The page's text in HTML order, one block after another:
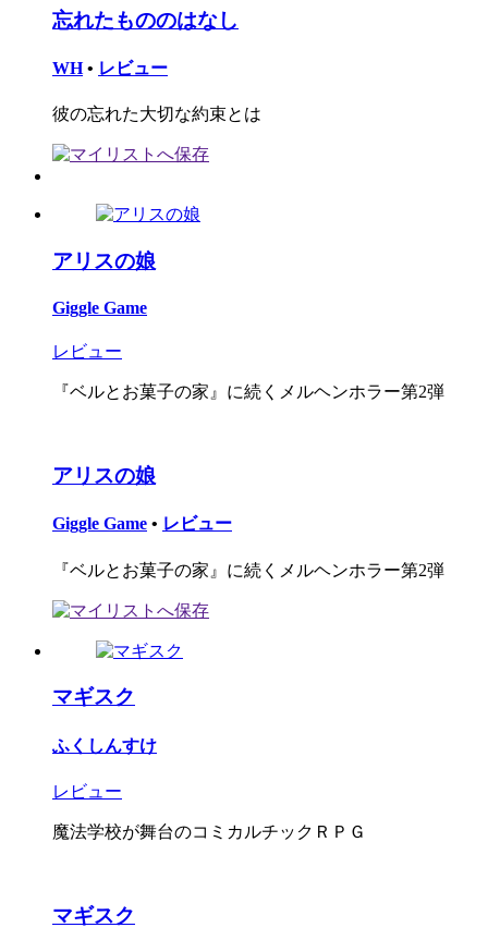
忘れたもののはなし
WH • レビュー
彼の忘れた大切な約束とは
アリスの娘
Giggle Game
レビュー
『ベルとお菓子の家』に続くメルヘンホラー第2弾
アリスの娘
Giggle Game • レビュー
『ベルとお菓子の家』に続くメルヘンホラー第2弾
マギスク
ふくしんすけ
レビュー
魔法学校が舞台のコミカルチックＲＰＧ
マギスク